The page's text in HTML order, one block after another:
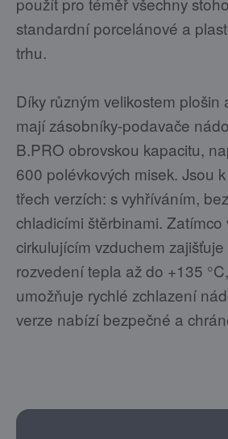
standardní porcelánové a
trhu.
Díky různým velikostem plošin
mají zásobníky-podavače
B.PRO obrovskou kapacitu,
600 polévkových misek. Jsou
třech verzích: s vyhříváním,
chladicími štěrbinami. Zatímco
cirkulujícím vzduchem
rozvedení tepla až do +135
umožňuje rychlé zchlazení
verze nabízí bezpečné a